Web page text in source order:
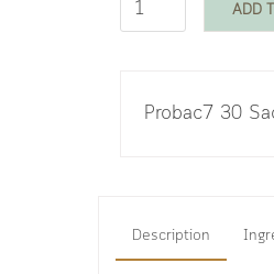
ADD
Probac7 30
Description